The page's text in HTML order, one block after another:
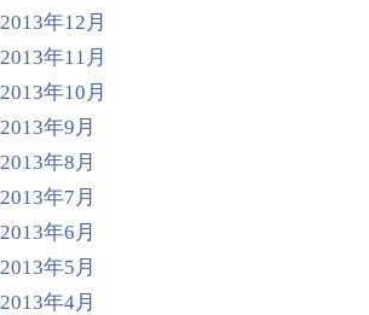
2013年12月
2013年11月
2013年10月
2013年9月
2013年8月
2013年7月
2013年6月
2013年5月
2013年4月